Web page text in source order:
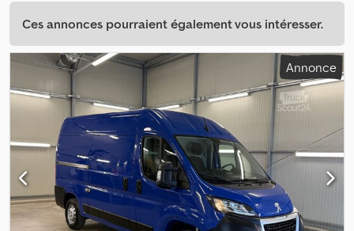
Ces annonces pourraient également vous intéresser.
Annonce